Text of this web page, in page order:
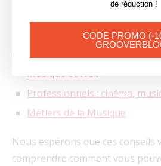
Pour démarrer, voici quelques
Musique et Web
Professionnels : cinéma,
Métiers de la Musique
Nous espérons que ces conseils
comprendre comment vous
de réduction !
CODE PROMO (-